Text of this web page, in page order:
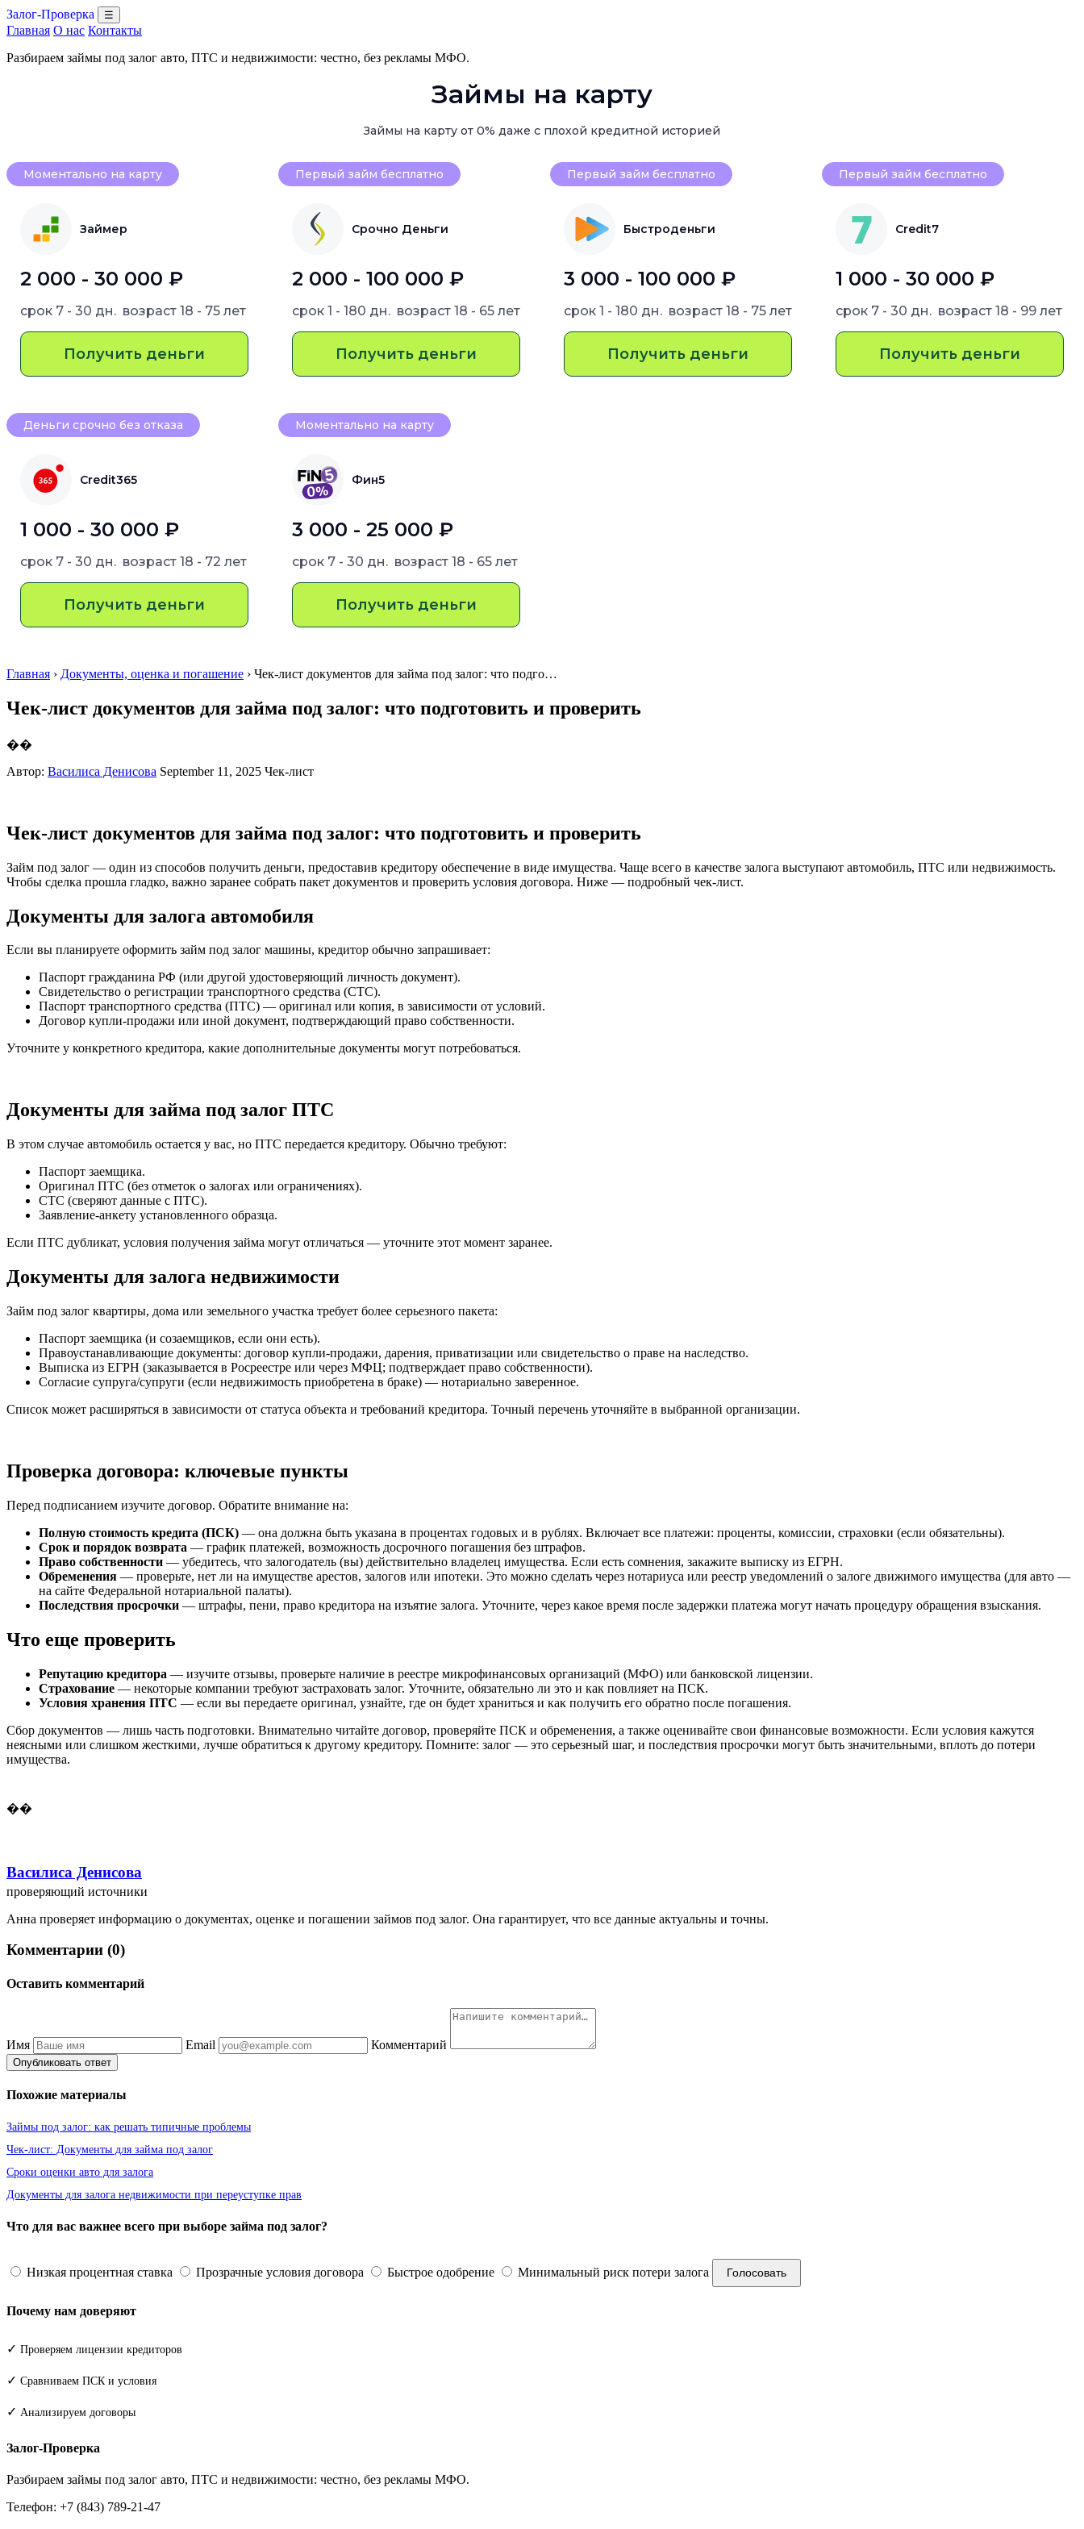
Залог-Проверка ☰
Главная О нас Контакты
Разбираем займы под залог авто, ПТС и недвижимости: честно, без рекламы МФО.
Займы на карту
Займы на карту от 0% даже с плохой кредитной историей
Моментально на карту
Займер
2 000 - 30 000 ₽
срок 7 - 30 дн. возраст 18 - 75 лет
Получить деньги
Первый займ бесплатно
Срочно Деньги
2 000 - 100 000 ₽
срок 1 - 180 дн. возраст 18 - 65 лет
Получить деньги
Первый займ бесплатно
Быстроденьги
3 000 - 100 000 ₽
срок 1 - 180 дн. возраст 18 - 75 лет
Получить деньги
Первый займ бесплатно
Credit7
1 000 - 30 000 ₽
срок 7 - 30 дн. возраст 18 - 99 лет
Получить деньги
Деньги срочно без отказа
Credit365
1 000 - 30 000 ₽
срок 7 - 30 дн. возраст 18 - 72 лет
Получить деньги
Моментально на карту
Фин5
3 000 - 25 000 ₽
срок 7 - 30 дн. возраст 18 - 65 лет
Получить деньги
Главная › Документы, оценка и погашение › Чек-лист документов для займа под залог: что подго…
Чек-лист документов для займа под залог: что подготовить и проверить
��
Автор: Василиса Денисова September 11, 2025 Чек-лист
Чек-лист документов для займа под залог: что подготовить и проверить
Займ под залог — один из способов получить деньги, предоставив кредитору обеспечение в виде имущества. Чаще всего в качестве залога выступают автомобиль, ПТС или недвижимость.
Чтобы сделка прошла гладко, важно заранее собрать пакет документов и проверить условия договора. Ниже — подробный чек-лист.
Документы для залога автомобиля
Если вы планируете оформить займ под залог машины, кредитор обычно запрашивает:
Паспорт гражданина РФ (или другой удостоверяющий личность документ).
Свидетельство о регистрации транспортного средства (СТС).
Паспорт транспортного средства (ПТС) — оригинал или копия, в зависимости от условий.
Договор купли-продажи или иной документ, подтверждающий право собственности.
Уточните у конкретного кредитора, какие дополнительные документы могут потребоваться.
Документы для займа под залог ПТС
В этом случае автомобиль остается у вас, но ПТС передается кредитору. Обычно требуют:
Паспорт заемщика.
Оригинал ПТС (без отметок о залогах или ограничениях).
СТС (сверяют данные с ПТС).
Заявление-анкету установленного образца.
Если ПТС дубликат, условия получения займа могут отличаться — уточните этот момент заранее.
Документы для залога недвижимости
Займ под залог квартиры, дома или земельного участка требует более серьезного пакета:
Паспорт заемщика (и созаемщиков, если они есть).
Правоустанавливающие документы: договор купли-продажи, дарения, приватизации или свидетельство о праве на наследство.
Выписка из ЕГРН (заказывается в Росреестре или через МФЦ; подтверждает право собственности).
Согласие супруга/супруги (если недвижимость приобретена в браке) — нотариально заверенное.
Список может расширяться в зависимости от статуса объекта и требований кредитора. Точный перечень уточняйте в выбранной организации.
Проверка договора: ключевые пункты
Перед подписанием изучите договор. Обратите внимание на:
Полную стоимость кредита (ПСК) — она должна быть указана в процентах годовых и в рублях. Включает все платежи: проценты, комиссии, страховки (если обязательны).
Срок и порядок возврата — график платежей, возможность досрочного погашения без штрафов.
Право собственности — убедитесь, что залогодатель (вы) действительно владелец имущества. Если есть сомнения, закажите выписку из ЕГРН.
Обременения — проверьте, нет ли на имуществе арестов, залогов или ипотеки. Это можно сделать через нотариуса или реестр уведомлений о залоге движимого имущества (для авто —
на сайте Федеральной нотариальной палаты).
Последствия просрочки — штрафы, пени, право кредитора на изъятие залога. Уточните, через какое время после задержки платежа могут начать процедуру обращения взыскания.
Что еще проверить
Репутацию кредитора — изучите отзывы, проверьте наличие в реестре микрофинансовых организаций (МФО) или банковской лицензии.
Страхование — некоторые компании требуют застраховать залог. Уточните, обязательно ли это и как повлияет на ПСК.
Условия хранения ПТС — если вы передаете оригинал, узнайте, где он будет храниться и как получить его обратно после погашения.
Сбор документов — лишь часть подготовки. Внимательно читайте договор, проверяйте ПСК и обременения, а также оценивайте свои финансовые возможности. Если условия кажутся
неясными или слишком жесткими, лучше обратиться к другому кредитору. Помните: залог — это серьезный шаг, и последствия просрочки могут быть значительными, вплоть до потери
имущества.
��
Василиса Денисова
проверяющий источники
Анна проверяет информацию о документах, оценке и погашении займов под залог. Она гарантирует, что все данные актуальны и точны.
Комментарии (0)
Оставить комментарий
Имя Email Комментарий
Опубликовать ответ
Похожие материалы
Займы под залог: как решать типичные проблемы
Чек-лист: Документы для займа под залог
Сроки оценки авто для залога
Документы для залога недвижимости при переуступке прав
Что для вас важнее всего при выборе займа под залог?
Низкая процентная ставка Прозрачные условия договора Быстрое одобрение Минимальный риск потери залога Голосовать
Почему нам доверяют
✓ Проверяем лицензии кредиторов
✓ Сравниваем ПСК и условия
✓ Анализируем договоры
Залог-Проверка
Разбираем займы под залог авто, ПТС и недвижимости: честно, без рекламы МФО.
Телефон: +7 (843) 789-21-47